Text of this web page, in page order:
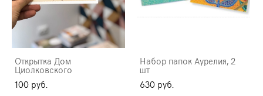
Открытка Дом
Циолковского
100 pуб.
Набор папок Аурелия, 2
шт
630 pуб.